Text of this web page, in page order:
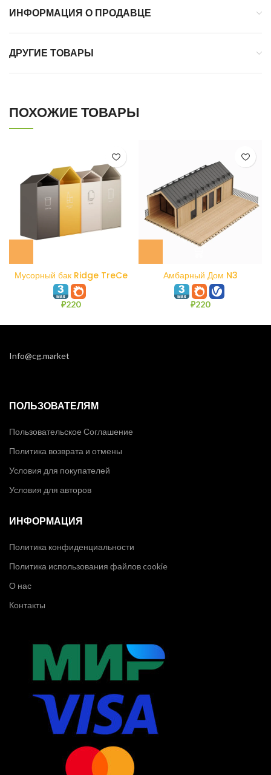
ИНФОРМАЦИЯ О ПРОДАВЦЕ
ДРУГИЕ ТОВАРЫ
ПОХОЖИЕ ТОВАРЫ
Мусорный бак Ridge TreCe
₽220
Амбарный Дом N3
₽220
Info@cg.market
ПОЛЬЗОВАТЕЛЯМ
Пользовательское Соглашение
Политика возврата и отмены
Условия для покупателей
Условия для авторов
ИНФОРМАЦИЯ
Политика конфиденциальности
Политика использования файлов cookie
О нас
Контакты